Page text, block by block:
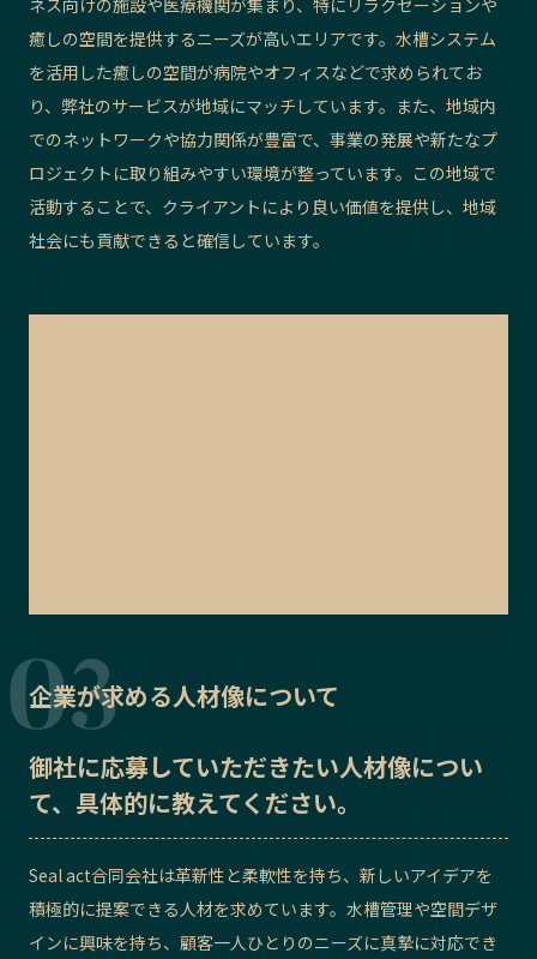
癒しの空間を提供するニーズが高いエリアです。水槽システム
を活用した癒しの空間が病院やオフィスなどで求められてお
り、弊社のサービスが地域にマッチしています。また、地域内
でのネットワークや協力関係が豊富で、事業の発展や新たなプ
ロジェクトに取り組みやすい環境が整っています。この地域で
活動することで、クライアントにより良い価値を提供し、地域
社会にも貢献できると確信しています。
企業が求める人材像について
御社に応募していただきたい人材像につい
て、具体的に教えてください。
Seal act合同会社は革新性と柔軟性を持ち、新しいアイデアを
積極的に提案できる人材を求めています。水槽管理や空間デザ
インに興味を持ち、顧客一人ひとりのニーズに真摯に対応でき